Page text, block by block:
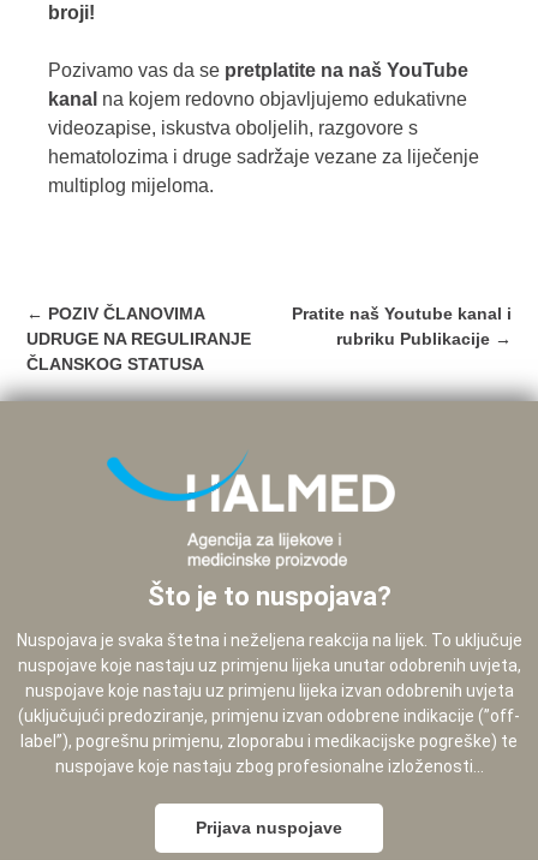
broji!
Pozivamo vas da se pretplatite na naš YouTube
kanal na kojem redovno objavljujemo edukativne
videozapise, iskustva oboljelih, razgovore s
hematolozima i druge sadržaje vezane za liječenje
multiplog mijeloma.
Post
navigation
← POZIV ČLANOVIMA
UDRUGE NA REGULIRANJE
ČLANSKOG STATUSA
Pratite naš Youtube kanal i
rubriku Publikacije →
Što je to nuspojava?
Nuspojava je svaka štetna i neželjena reakcija na lijek. To uključuje
nuspojave koje nastaju uz primjenu lijeka unutar odobrenih uvjeta,
nuspojave koje nastaju uz primjenu lijeka izvan odobrenih uvjeta
(uključujući predoziranje, primjenu izvan odobrene indikacije (”off-
label”), pogrešnu primjenu, zloporabu i medikacijske pogreške) te
nuspojave koje nastaju zbog profesionalne izloženosti...
Prijava nuspojave